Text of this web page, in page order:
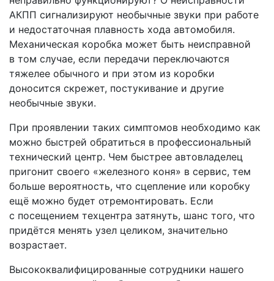
АКПП сигнализируют необычные звуки при работе
и недостаточная плавность хода автомобиля.
Механическая коробка может быть неисправной
в том случае, если передачи переключаются
тяжелее обычного и при этом из коробки
доносится скрежет, постукивание и другие
необычные звуки.
При проявлении таких симптомов необходимо как
можно быстрей обратиться в профессиональный
технический центр. Чем быстрее автовладелец
пригонит своего «железного коня» в сервис, тем
больше вероятность, что сцепление или коробку
ещё можно будет отремонтировать. Если
с посещением техцентра затянуть, шанс того, что
придётся менять узел целиком, значительно
возрастает.
Высококвалифицированные сотрудники нашего